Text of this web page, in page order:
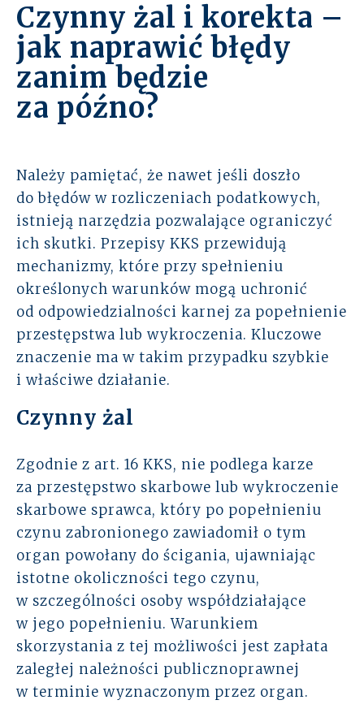
Czynny żal i korekta –
jak naprawić błędy
zanim będzie
za późno?
Należy pamiętać, że nawet jeśli doszło
do błędów w rozliczeniach podatkowych,
istnieją narzędzia pozwalające ograniczyć
ich skutki. Przepisy KKS przewidują
mechanizmy, które przy spełnieniu
określonych warunków mogą uchronić
od odpowiedzialności karnej za popełnienie
przestępstwa lub wykroczenia. Kluczowe
znaczenie ma w takim przypadku szybkie
i właściwe działanie.
Czynny żal
Zgodnie z art. 16 KKS, nie podlega karze
za przestępstwo skarbowe lub wykroczenie
skarbowe sprawca, który po popełnieniu
czynu zabronionego zawiadomił o tym
organ powołany do ścigania, ujawniając
istotne okoliczności tego czynu,
w szczególności osoby współdziałające
w jego popełnieniu. Warunkiem
skorzystania z tej możliwości jest zapłata
zaległej należności publicznoprawnej
w terminie wyznaczonym przez organ.